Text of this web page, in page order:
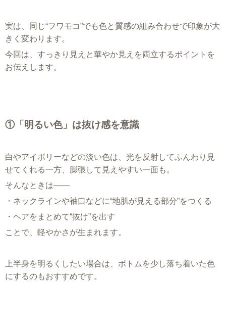
実は、同じ“フワモコ”でも色と質感の組み合わせで印象が大
きく変わります。
今回は、すっきり見えと華やか見えを両立するポイントを
お伝えします。
①「明るい色」は抜け感を意識
白やアイボリーなどの淡い色は、光を反射してふんわり見
せてくれる一方、膨張して見えやすい一面も。
そんなときは——
・ネックラインや袖口などに“地肌が見える部分”をつくる
・ヘアをまとめて“抜け”を出す
ことで、軽やかさが生まれます。
上半身を明るくしたい場合は、ボトムを少し落ち着いた色
にするのもおすすめです。